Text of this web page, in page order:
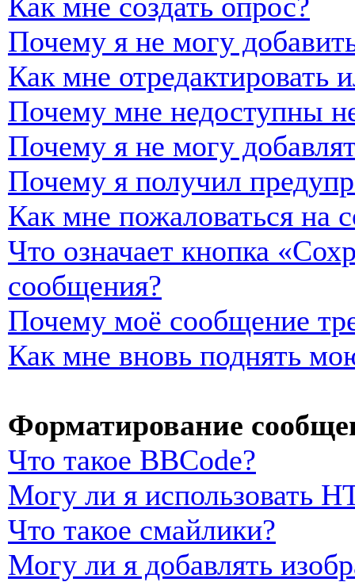
Почему я не могу
Как мне отредактировать
Почему мне недоступны
Почему я не могу
Почему я получил
Как мне пожаловаться на
Что означает кнопка
сообщения?
Почему моё сообщение
Как мне вновь поднять
Форматирование
Что такое BBCode?
Могу ли я использовать
Что такое смайлики?
Могу ли я добавлять